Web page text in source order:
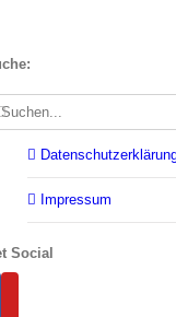
Impressum
Social